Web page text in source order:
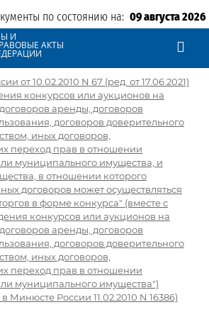
по состоянию на: 09 августа 2026
И
АКТЫ
от 10.02.2010 N 67 (ред. от 17.06.2021)
конкурсов или аукционов на
аренды, договоров
договоров доверительного
иных договоров,
переход прав в отношении
муниципального имущества, и
в отношении которого
договоров может осуществляться
в форме конкурса" (вместе с
конкурсов или аукционов на
аренды, договоров
договоров доверительного
иных договоров,
переход прав в отношении
муниципального имущества")
Минюсте России 11.02.2010 N 16386)